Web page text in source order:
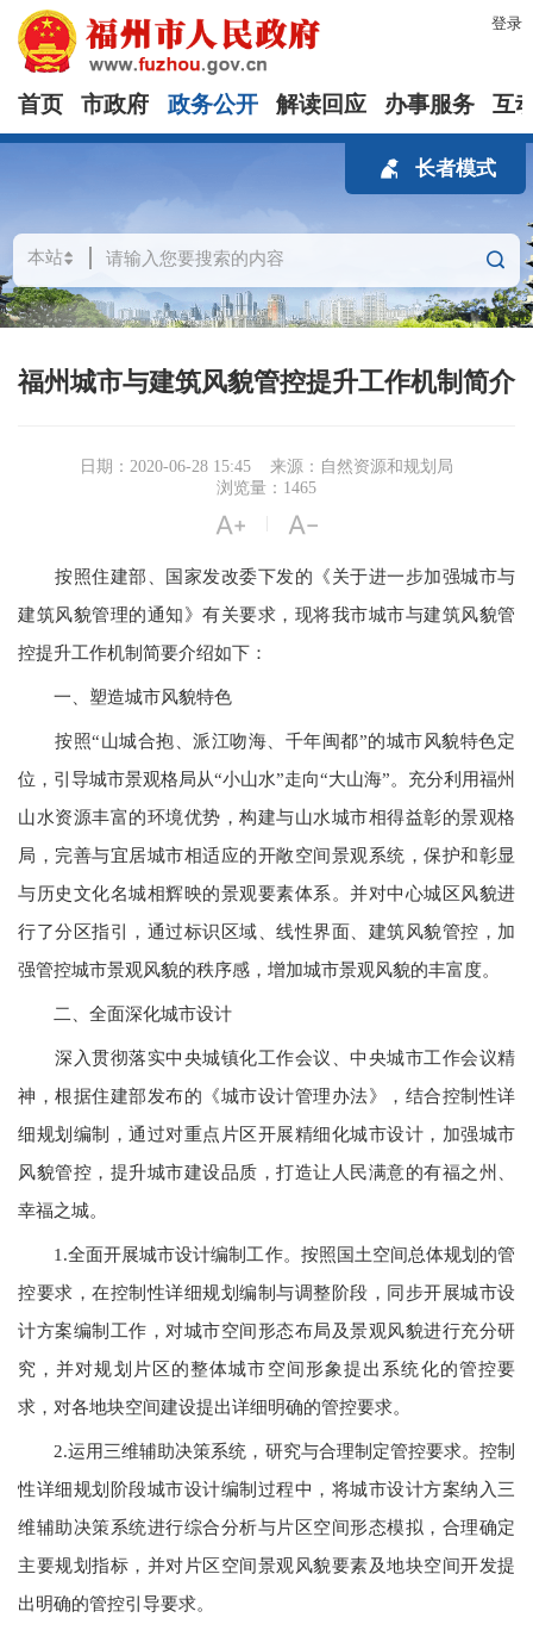
登录
首页 市政府 政务公开 解读回应 办事服务 互
长者模式
福州城市与建筑风貌管控提升工作机制简介
日期：2020-06-28 15:45
来源：自然资源和规划局
浏览量：1465
 | 
按照住建部、国家发改委下发的《关于进一步加强城市与
建筑风貌管理的通知》有关要求，现将我市城市与建筑风貌管
控提升工作机制简要介绍如下：
一、塑造城市风貌特色
按照“山城合抱、派江吻海、千年闽都”的城市风貌特色定
位，引导城市景观格局从“小山水”走向“大山海”。充分利用福州
山水资源丰富的环境优势，构建与山水城市相得益彰的景观格
局，完善与宜居城市相适应的开敞空间景观系统，保护和彰显
与历史文化名城相辉映的景观要素体系。并对中心城区风貌进
行了分区指引，通过标识区域、线性界面、建筑风貌管控，加
强管控城市景观风貌的秩序感，增加城市景观风貌的丰富度。
二、全面深化城市设计
深入贯彻落实中央城镇化工作会议、中央城市工作会议精
神，根据住建部发布的《城市设计管理办法》，结合控制性详
细规划编制，通过对重点片区开展精细化城市设计，加强城市
风貌管控，提升城市建设品质，打造让人民满意的有福之州、
幸福之城。
1.全面开展城市设计编制工作。按照国土空间总体规划的管
控要求，在控制性详细规划编制与调整阶段，同步开展城市设
计方案编制工作，对城市空间形态布局及景观风貌进行充分研
究，并对规划片区的整体城市空间形象提出系统化的管控要
求，对各地块空间建设提出详细明确的管控要求。
2.运用三维辅助决策系统，研究与合理制定管控要求。控制
性详细规划阶段城市设计编制过程中，将城市设计方案纳入三
维辅助决策系统进行综合分析与片区空间形态模拟，合理确定
主要规划指标，并对片区空间景观风貌要素及地块空间开发提
出明确的管控引导要求。